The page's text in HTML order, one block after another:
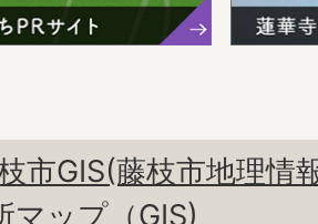
市GIS(藤枝市地理情
マップ（GIS)